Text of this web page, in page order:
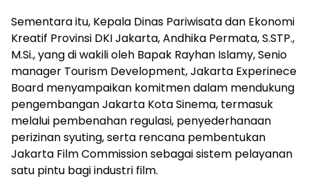
Sementara itu, Kepala Dinas Pariwisata dan Ekonomi
Kreatif Provinsi DKI Jakarta, Andhika Permata, S.STP.,
M.Si., yang di wakili oleh Bapak Rayhan Islamy, Senio
manager Tourism Development, Jakarta Experinece
Board menyampaikan komitmen dalam mendukung
pengembangan Jakarta Kota Sinema, termasuk
melalui pembenahan regulasi, penyederhanaan
perizinan syuting, serta rencana pembentukan
Jakarta Film Commission sebagai sistem pelayanan
satu pintu bagi industri film.